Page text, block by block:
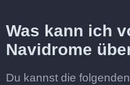
Was kann ich
Navidrome
Du kannst die